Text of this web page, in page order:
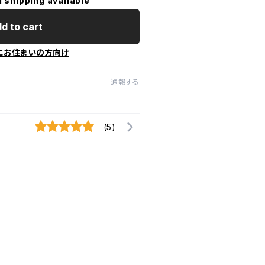
to cart
お住まいの方向け
通報する
(5)